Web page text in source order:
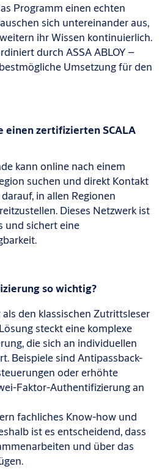
Programm einen echten
sich untereinander aus,
ihr Wissen kontinuierlich.
durch ASSA ABLOY –
Umsetzung für den
einen zertifizierten SCALA
kann online nach einem
suchen und direkt Kontakt
in allen Regionen
Dieses Netzwerk ist
und sichert eine
so wichtig?
den klassischen Zutrittsleser
steckt eine komplexe
die sich an individuellen
Beispiele sind Antipassback-
oder erhöhte
Faktor-Authentifizierung an
fachliches Know-how und
ist es entscheidend, dass
und über das